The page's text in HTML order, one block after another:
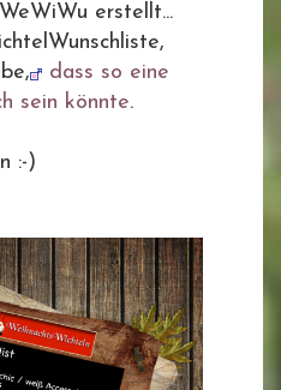
erstellt...
dass so eine
sein könnte.
:-)